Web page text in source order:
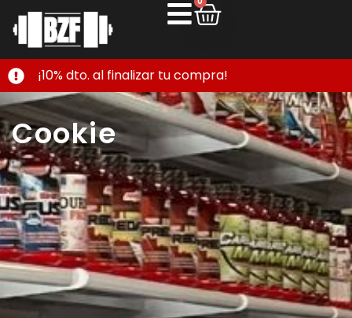
¡10% dto. al finalizar tu compra!
Cookie